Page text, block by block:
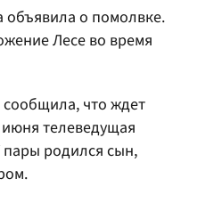
объявила о помолвке.
Лесе во время
что ждет
телеведущая
родился сын,